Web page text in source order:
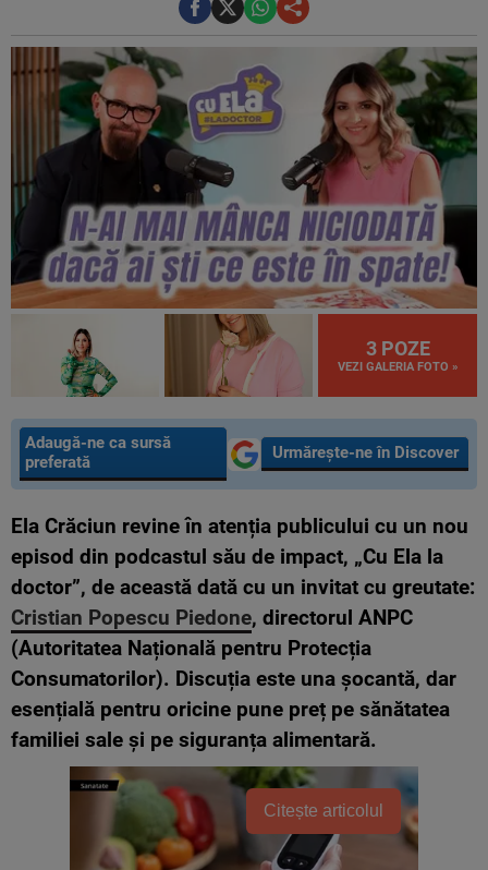
3 POZE
VEZI GALERIA FOTO »
Adaugă-ne ca sursă
preferată
Urmărește-ne în Discover
Ela Crăciun revine în atenția publicului cu un nou
episod din podcastul său de impact, „Cu Ela la
doctor”, de această dată cu un invitat cu greutate:
Cristian Popescu Piedone, directorul ANPC
(Autoritatea Națională pentru Protecția
Consumatorilor). Discuția este una șocantă, dar
esențială pentru oricine pune preț pe sănătatea
familiei sale și pe siguranța alimentară.
Citește articolul